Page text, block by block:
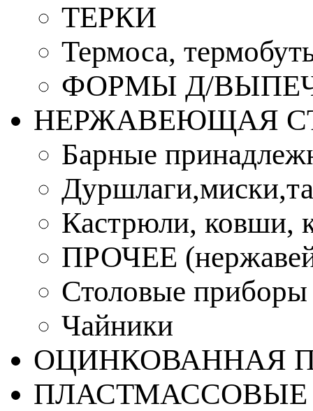
ТЕРКИ
Термоса,
ФОРМЫ Д/
НЕРЖАВЕЮЩАЯ
Барные
Кастрюли, ковши,
ПРОЧЕЕ
Столовые приборы
Чайники
ОЦИНКОВАННАЯ
ПЛАСТМАССОВЫЕ